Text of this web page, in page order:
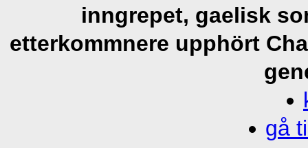
inngrepet, gaelisk
etterkommnere upphört
gå